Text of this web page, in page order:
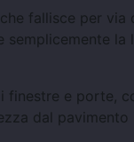
fallisce per
finestre e porte,
dal